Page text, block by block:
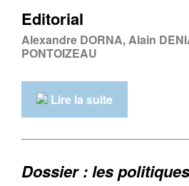
Editorial
Alexandre DORNA, Alain
PONTOIZEAU
Lire la suite
Dossier : les